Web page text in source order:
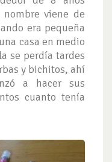
viene de
era pequeña
casa en medio
se perdía tardes
y bichitos, ahí
a hacer sus
cuanto tenía